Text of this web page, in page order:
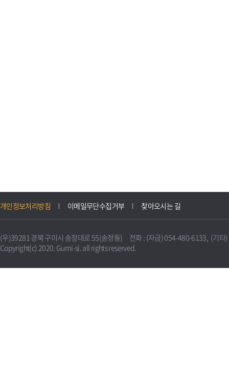
개인정보처리방침 이메일무단수집거부 찾아오시는 길
(우)39281 경북 구미시 송정대로 55(송정동) 전화 : (자금) 054-480-6133, (기타
Copyright(c) 2020. Gumi-si. all rights reserved.